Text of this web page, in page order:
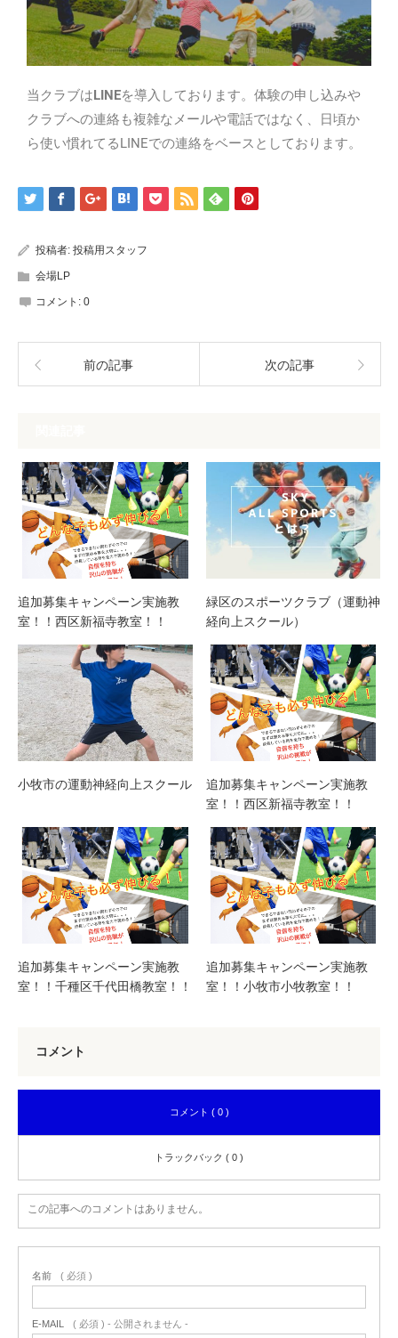
当クラブはLINEを導入しております。体験の申し込みや
クラブへの連絡も複雑なメールや電話ではなく、日頃か
ら使い慣れてるLINEでの連絡をベースとしております。
投稿者: 投稿用スタッフ
会場LP
コメント: 0
前の記事 次の記事
追加募集キャンペーン実施教
室！！西区新福寺教室！！
緑区のスポーツクラブ（運動神
経向上スクール）
小牧市の運動神経向上スクール
追加募集キャンペーン実施教
室！！西区新福寺教室！！
追加募集キャンペーン実施教
室！！千種区千代田橋教室！！
追加募集キャンペーン実施教
室！！小牧市小牧教室！！
コメント
コメント ( 0 )
トラックバック ( 0 )
この記事へのコメントはありません。
名前 ( 必須 )
E-MAIL ( 必須 ) - 公開されません -